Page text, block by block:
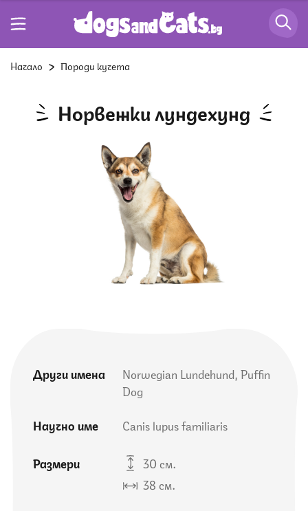
Начало Породи кучета
Норвежки лундехунд
Други имена
Norwegian Lundehund, Puffin
Dog
Научно име Canis lupus familiaris
Размери
30 см.
38 см.